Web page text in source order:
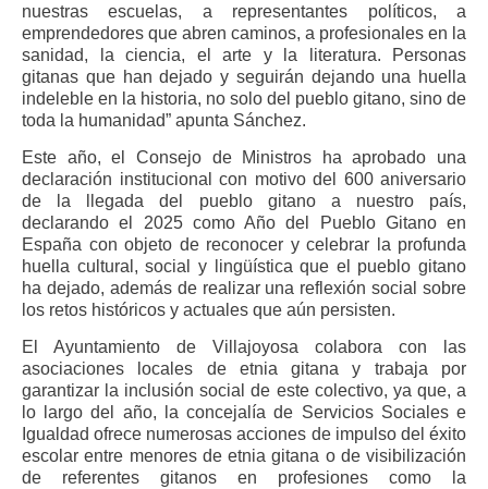
nuestras escuelas, a representantes políticos, a
emprendedores que abren caminos, a profesionales en la
sanidad, la ciencia, el arte y la literatura. Personas
gitanas que han dejado y seguirán dejando una huella
indeleble en la historia, no solo del pueblo gitano, sino de
toda la humanidad” apunta Sánchez.
Este año, el Consejo de Ministros ha aprobado una
declaración institucional con motivo del 600 aniversario
de la llegada del pueblo gitano a nuestro país,
declarando el 2025 como Año del Pueblo Gitano en
España con objeto de reconocer y celebrar la profunda
huella cultural, social y lingüística que el pueblo gitano
ha dejado, además de realizar una reflexión social sobre
los retos históricos y actuales que aún persisten.
El Ayuntamiento de Villajoyosa colabora con las
asociaciones locales de etnia gitana y trabaja por
garantizar la inclusión social de este colectivo, ya que, a
lo largo del año, la concejalía de Servicios Sociales e
Igualdad ofrece numerosas acciones de impulso del éxito
escolar entre menores de etnia gitana o de visibilización
de referentes gitanos en profesiones como la